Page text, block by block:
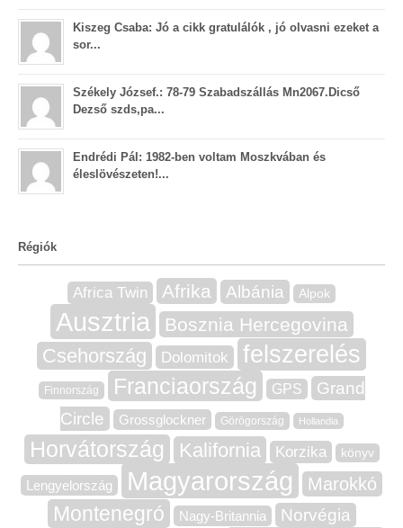
Kiszeg Csaba: Jó a cikk gratulálók , jó olvasni ezeket a
sor...
Székely József.: 78-79 Szabadszállás Mn2067.Dicső
Dezső szds,pa...
Endrédi Pál: 1982-ben voltam Moszkvában és
éleslövészeten!...
Régiók
Africa Twin Afrika Albánia Alpok
Ausztria Bosznia Hercegovina
Csehország Dolomitok felszerelés
Finnország Franciaország GPS
Grand
Circle
Grossglockner Görögország Hollandia
Horvátország Kalifornia Korzika könyv
Lengyelország Magyarország Marokkó
Montenegró Nagy-Britannia Norvégia